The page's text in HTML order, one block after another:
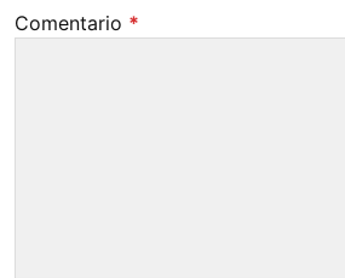
Comentario *